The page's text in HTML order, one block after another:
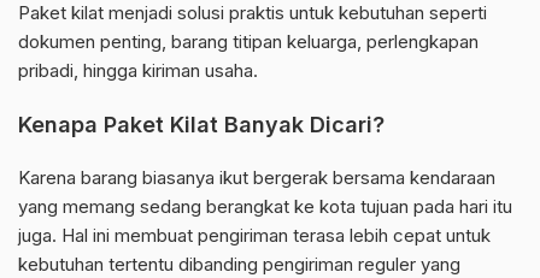
Paket kilat menjadi solusi praktis untuk kebutuhan seperti
dokumen penting, barang titipan keluarga, perlengkapan
pribadi, hingga kiriman usaha.
Kenapa Paket Kilat Banyak Dicari?
Karena barang biasanya ikut bergerak bersama kendaraan
yang memang sedang berangkat ke kota tujuan pada hari itu
juga. Hal ini membuat pengiriman terasa lebih cepat untuk
kebutuhan tertentu dibanding pengiriman reguler yang